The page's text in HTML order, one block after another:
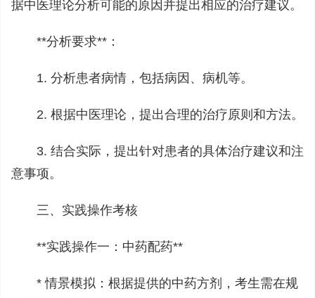
据中医理论分析可能的原因并提出相应的治疗建议。
**分析要求**：
1. 分析患者病情，包括病因、病机等。
2. 根据中医理论，提出合理的治疗原则和方法。
3. 结合实际，提出针对患者的具体治疗建议和注
意事项。
三、实践操作考核
**实践操作一：中药配药**
* 情景模拟：根据提供的中药方剂，考生需在规